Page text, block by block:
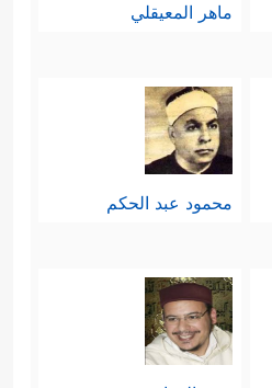
ماهر المعيقلي
محمود عبد الحكم